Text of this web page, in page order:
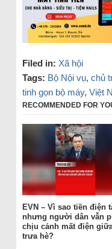
Filed in: Xã hội
Tags: Bộ Nội vụ, chủ
tinh gọn bộ máy, Việt
RECOMMENDED FOR
EVN – Vì sao tiền điện
nhưng người dân vẫn
chịu cảnh mất điện
trưa hè?